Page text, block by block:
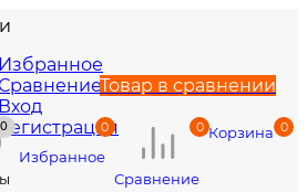
Избранное
СравнениеТовар в сравнении
Вход
Регистрация
0 0
Избранное
0
Сравнение
0
Корзина